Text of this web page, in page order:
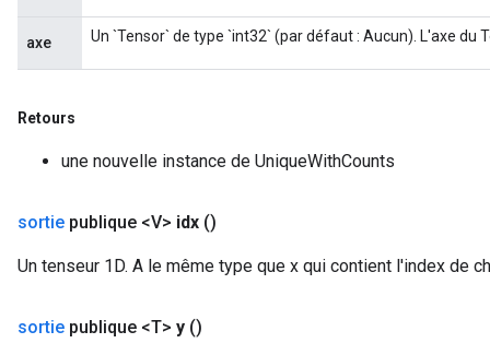
axe Un `Tensor` de type `int32` (par défaut : Aucun). L'axe
Retours
une nouvelle instance de UniqueWithCounts
sortie publique <V> idx ()
Un tenseur 1D. A le même type que x qui contient l'index de
sortie publique <T> y ()